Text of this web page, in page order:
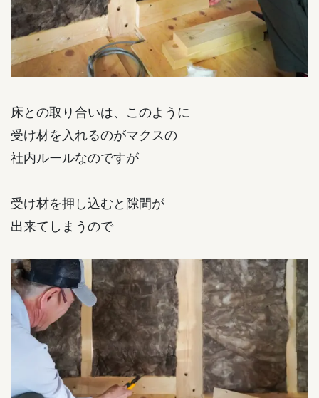
床との取り合いは、このように
受け材を入れるのがマクスの
社内ルールなのですが
受け材を押し込むと隙間が
出来てしまうので